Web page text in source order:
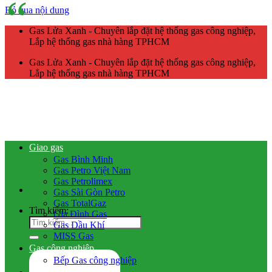
Bỏ qua nội dung
Gas Lửa Xanh - Chuyên lắp đặt hệ thống gas công nghiệp,
Lắp hệ thống gas nhà hàng TPHCM
Gas Lửa Xanh - Chuyên lắp đặt hệ thống gas công nghiệp,
Lắp hệ thống gas nhà hàng TPHCM
Tìm kiếm:
Giao gas
Gas Bình Minh
Gas Petro Việt Nam
Gas Petrolimex
Gas Sài Gòn Petro
Gas TotalGaz
Gia Đình Gas
Gas Dầu Khí
MISS Gas
Gas công nghiệp
Bếp Gas công nghiệp